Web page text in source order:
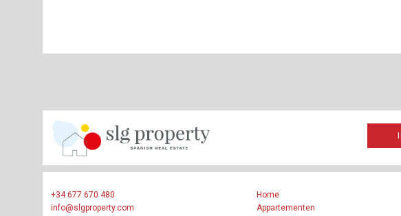
+34 677 670 480
info@slgproperty.com
Home
Appartementen